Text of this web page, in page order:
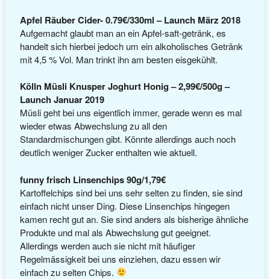
Apfel Räuber Cider- 0.79€/330ml – Launch März 2018
Aufgemacht glaubt man an ein Apfel-saft-getränk, es
handelt sich hierbei jedoch um ein alkoholisches Getränk
mit 4,5 % Vol. Man trinkt ihn am besten eisgekühlt.
Kölln Müsli Knusper Joghurt Honig – 2,99€/500g –
Launch Januar 2019
Müsli geht bei uns eigentlich immer, gerade wenn es mal
wieder etwas Abwechslung zu all den
Standardmischungen gibt. Könnte allerdings auch noch
deutlich weniger Zucker enthalten wie aktuell.
funny frisch Linsenchips 90g/1,79€
Kartoffelchips sind bei uns sehr selten zu finden, sie sind
einfach nicht unser Ding. Diese Linsenchips hingegen
kamen recht gut an. Sie sind anders als bisherige ähnliche
Produkte und mal als Abwechslung gut geeignet.
Allerdings werden auch sie nicht mit häufiger
Regelmässigkeit bei uns einziehen, dazu essen wir
einfach zu selten Chips.